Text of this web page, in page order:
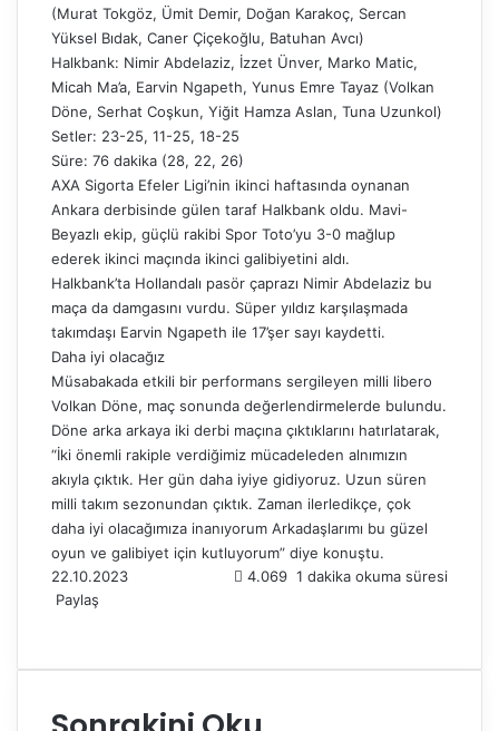
(Murat Tokgöz, Ümit Demir, Doğan Karakoç, Sercan
Yüksel Bıdak, Caner Çiçekoğlu, Batuhan Avcı)
Halkbank: Nimir Abdelaziz, İzzet Ünver, Marko Matic,
Micah Ma’a, Earvin Ngapeth, Yunus Emre Tayaz (Volkan
Döne, Serhat Coşkun, Yiğit Hamza Aslan, Tuna Uzunkol)
Setler: 23-25, 11-25, 18-25
Süre: 76 dakika (28, 22, 26)
AXA Sigorta Efeler Ligi’nin ikinci haftasında oynanan
Ankara derbisinde gülen taraf Halkbank oldu. Mavi-
Beyazlı ekip, güçlü rakibi Spor Toto’yu 3-0 mağlup
ederek ikinci maçında ikinci galibiyetini aldı.
Halkbank’ta Hollandalı pasör çaprazı Nimir Abdelaziz bu
maça da damgasını vurdu. Süper yıldız karşılaşmada
takımdaşı Earvin Ngapeth ile 17’şer sayı kaydetti.
Daha iyi olacağız
Müsabakada etkili bir performans sergileyen milli libero
Volkan Döne, maç sonunda değerlendirmelerde bulundu.
Döne arka arkaya iki derbi maçına çıktıklarını hatırlatarak,
“İki önemli rakiple verdiğimiz mücadeleden alnımızın
akıyla çıktık. Her gün daha iyiye gidiyoruz. Uzun süren
milli takım sezonundan çıktık. Zaman ilerledikçe, çok
daha iyi olacağımıza inanıyorum Arkadaşlarımı bu güzel
oyun ve galibiyet için kutluyorum” diye konuştu.
22.10.2023
4.069 1 dakika okuma süresi
Paylaş
c
b
n
e
m
n
e
d
i
a
s
l
g
P
s
z
ı